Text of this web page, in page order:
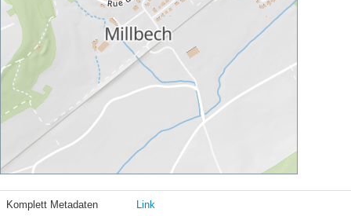
Komplett Metadaten Link